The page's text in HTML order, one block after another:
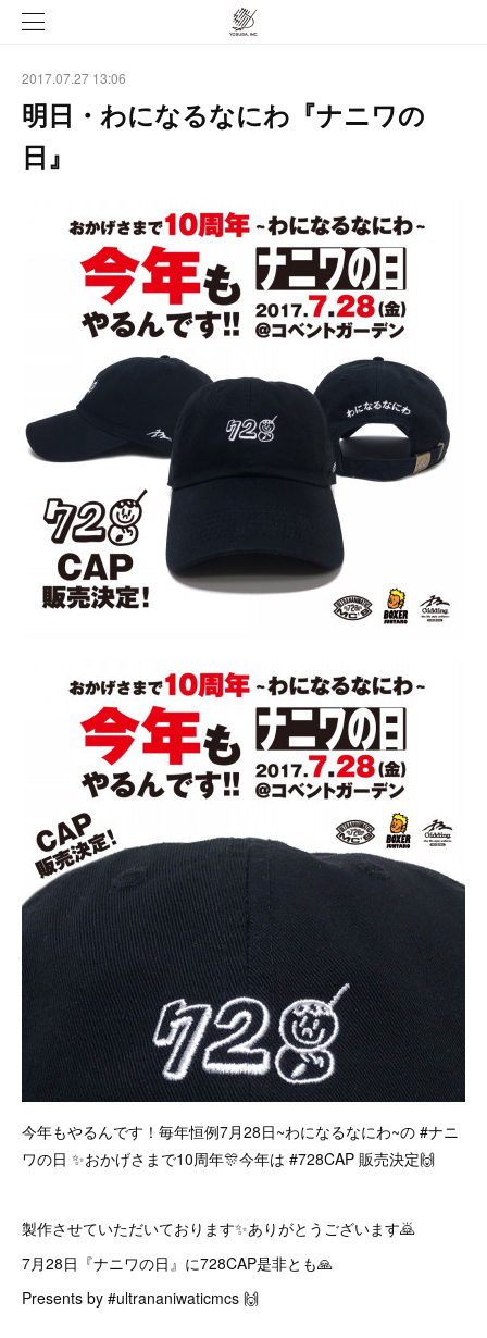
2017.07.27 13:06
明日・わになるなにわ『ナニワの
日』
今年もやるんです！毎年恒例7月28日~わになるなにわ~の #ナニ
ワの日 ✨おかげさまで10周年🎊今年は #728CAP 販売決定🙌
製作させていただいております✨ありがとうございます🙇
7月28日『ナニワの日』に728CAP是非とも🙏
Presents by #ultrananiwaticmcs 🙌